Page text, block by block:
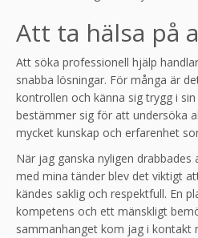
Att ta hälsa på
Att söka professionell hjälp
snabba lösningar. För många är
kontrollen och känna sig trygg i
bestämmer sig för att undersöka
mycket kunskap och erfarenhet
När jag ganska nyligen
med mina tänder blev det viktigt
kändes saklig och respektfull. En
kompetens och ett mänskligt
sammanhanget kom jag i kontakt